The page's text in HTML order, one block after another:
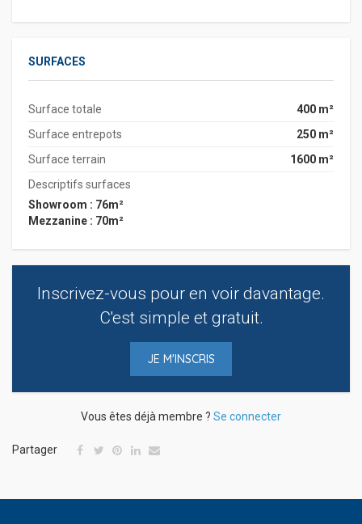
SURFACES
Surface totale
400 m²
Surface entrepots
250 m²
Surface terrain
1600 m²
Descriptifs surfaces
Showroom : 76m²
Mezzanine : 70m²
Inscrivez-vous pour en voir davantage.
C'est simple et gratuit.
JE M'INSCRIS
Vous êtes déjà membre ? Se connecter
Partager